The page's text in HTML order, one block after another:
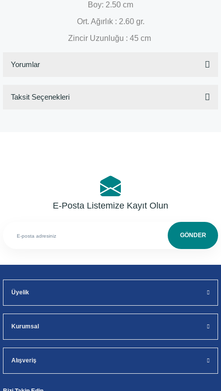
Boy: 2.50 cm
Ort. Ağırlık : 2.60 gr.
Zincir Uzunluğu : 45 cm
Yorumlar
Taksit Seçenekleri
E-Posta Listemize Kayıt Olun
GÖNDER
Üyelik
Kurumsal
Alışveriş